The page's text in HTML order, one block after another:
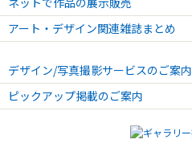
アート・デザイン関連雑誌まとめ
デザイン/写真撮影サービスのご案内
ピックアップ掲載のご案内